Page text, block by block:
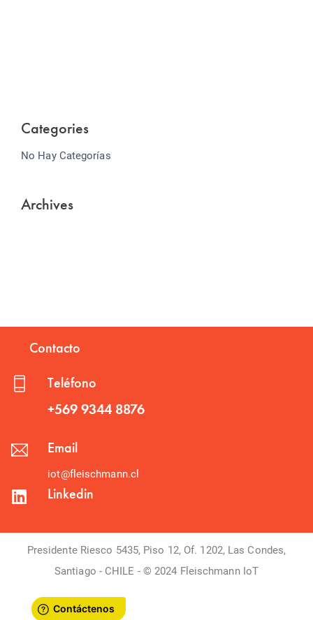
Categories
No Hay Categorías
Archives
Contacto
Teléfono
+569 9344 8876
Email
iot@fleischmann.cl
Linkedin
Presidente Riesco 5435, Piso 12, Of. 1202, Las Condes,
Santiago - CHILE - © 2024 Fleischmann IoT